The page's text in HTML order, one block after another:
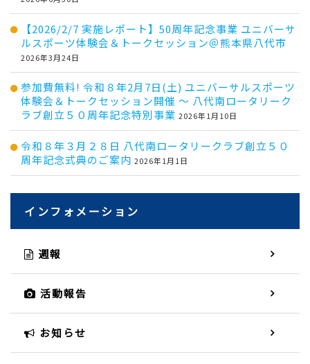
【2026/2/7 実施レポート】50周年記念事業 ユニバーサ
ルスポーツ体験会＆トークセッション＠熊本県八代市
2026年3月24日
参加費無料! 令和８年2月7日(土) ユニバーサルスポーツ
体験会＆トークセッション開催 ～ 八代南ロータリーク
ラブ創立５０周年記念特別事業 2026年1月10日
令和８年３月２８日 八代南ロータリークラブ創立５０
周年記念式典のご案内 2026年1月1日
インフォメーション
週報
活動報告
お知らせ